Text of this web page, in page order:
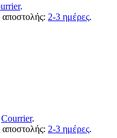
.
2-3 ημέρες.
Courrier.
2-3 ημέρες.